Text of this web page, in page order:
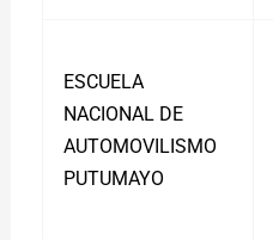
ESCUELA
NACIONAL DE
AUTOMOVILISMO
PUTUMAYO